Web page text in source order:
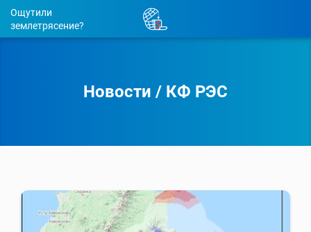
Ощутили
землетрясение?
Новости / КФ РЭС